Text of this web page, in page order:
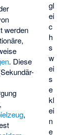
gl
ei
c
h
s
w
ei
s
e
kl
ei
n
e
werden
. Diese
,